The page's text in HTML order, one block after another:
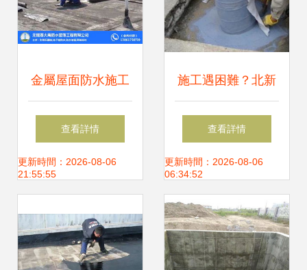
金屬屋面防水施工
賽大禹防水，為南
通建筑撐起“保護
查看詳情
更新時間：2026-08-06
21:55:55
施工遇困難？北新
防水教你正確處理
防水工程施工難題
查看詳情
更新時間：2026-08-06
06:34:52